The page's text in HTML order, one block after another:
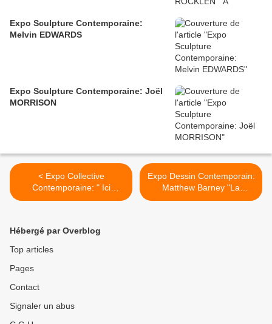
Expo Sculpture Contemporaine:
Melvin EDWARDS
Expo Sculpture Contemporaine: Joël
MORRISON
< Expo Collective
Contemporaine: " Ici
Londres "
Expo Dessin Contemporain:
Matthew Barney "La
Chambre de Sublimation" >
Hébergé par Overblog
Top articles
Pages
Contact
Signaler un abus